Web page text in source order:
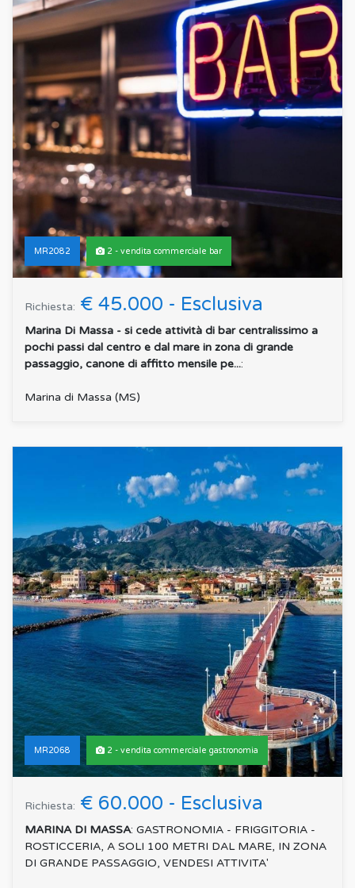
MR2082 2 - vendita commerciale bar
Richiesta: € 45.000 - Esclusiva
Marina Di Massa - si cede attività di bar centralissimo a
pochi passi dal centro e dal mare in zona di grande
passaggio, canone di affitto mensile pe...:
Marina di Massa (MS)
MR2068 2 - vendita commerciale gastronomia
Richiesta: € 60.000 - Esclusiva
MARINA DI MASSA: GASTRONOMIA - FRIGGITORIA -
ROSTICCERIA, A SOLI 100 METRI DAL MARE, IN ZONA
DI GRANDE PASSAGGIO, VENDESI ATTIVITA'